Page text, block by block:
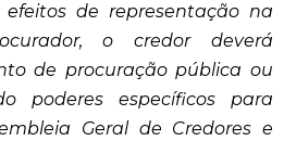
de representação na
o credor deverá
de procuração pública ou
poderes específicos para
Geral de Credores e